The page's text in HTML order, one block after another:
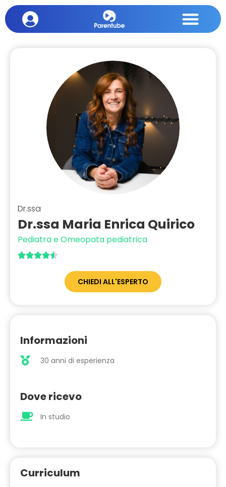
Dr.ssa
Dr.ssa Maria Enrica Quirico
Pediatra e Omeopata pediatrica

CHIEDI ALL'ESPERTO
Informazioni
30 anni di esperienza
Dove ricevo
In studio
Curriculum